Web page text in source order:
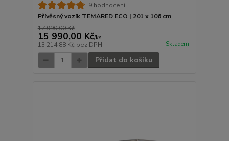
9 hodnocení
Přívěsný vozík TEMARED ECO | 201 x 106 cm
17 990,00 Kč
15 990,00 Kč/ks
13 214,88 Kč bez DPH Skladem
Přidat do košíku